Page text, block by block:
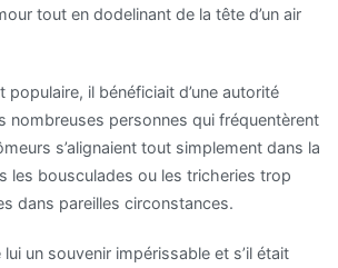
tout en dodelinant de la tête d’un air
populaire, il bénéficiait d’une autorité
nombreuses personnes qui fréquentèrent
s’alignaient tout simplement dans la
les bousculades ou les tricheries trop
dans pareilles circonstances.
un souvenir impérissable et s’il était